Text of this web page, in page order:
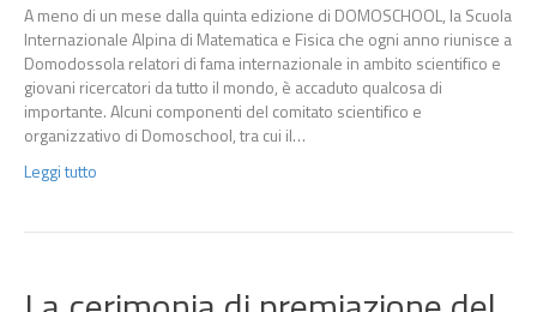
A meno di un mese dalla quinta edizione di DOMOSCHOOL, la Scuola
Internazionale Alpina di Matematica e Fisica che ogni anno riunisce a
Domodossola relatori di fama internazionale in ambito scientifico e
giovani ricercatori da tutto il mondo, è accaduto qualcosa di
importante. Alcuni componenti del comitato scientifico e
organizzativo di Domoschool, tra cui il…
Leggi tutto